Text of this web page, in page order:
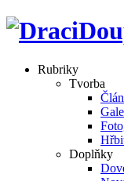
Rubriky
Tvorba
Doplňky